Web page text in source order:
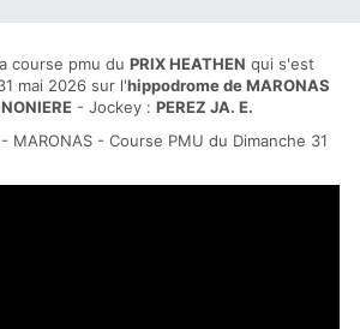
course pmu du PRIX HEATHEN qui s'est
mai 2026 sur l'hippodrome de MARONAS
- Jockey : PEREZ JA. E.
MARONAS - Course PMU du Dimanche 31